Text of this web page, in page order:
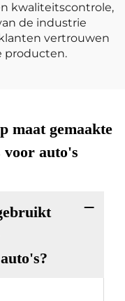
kwaliteitscontrole,
de industrie
vertrouwen
producten.
maat gemaakte
voor auto's